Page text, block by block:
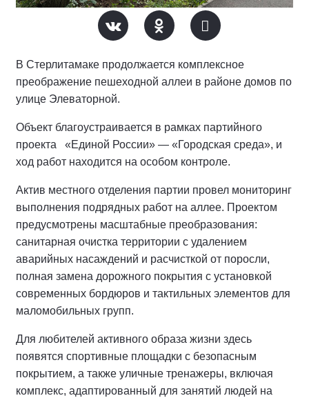
В Стерлитамаке продолжается комплексное
преображение пешеходной аллеи в районе домов по
улице Элеваторной.
Объект благоустраивается в рамках партийного
проекта «Единой России» — «Городская среда», и
ход работ находится на особом контроле.
Актив местного отделения партии провел мониторинг
выполнения подрядных работ на аллее. Проектом
предусмотрены масштабные преобразования:
санитарная очистка территории с удалением
аварийных насаждений и расчисткой от поросли,
полная замена дорожного покрытия с установкой
современных бордюров и тактильных элементов для
маломобильных групп.
Для любителей активного образа жизни здесь
появятся спортивные площадки с безопасным
покрытием, а также уличные тренажеры, включая
комплекс, адаптированный для занятий людей на